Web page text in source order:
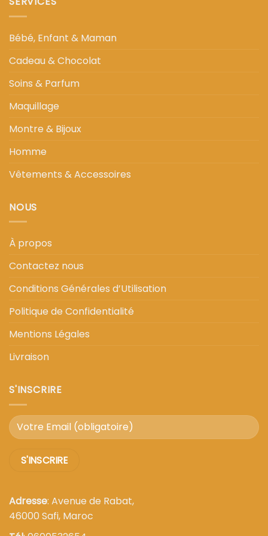
Bébé, Enfant & Maman
Cadeau & Chocolat
Soins & Parfum
Maquillage
Montre & Bijoux
Homme
Vêtements & Accessoires
NOUS
À propos
Contactez nous
Conditions Générales d’Utilisation
Politique de Confidentialité
Mentions Légales
Livraison
S'INSCRIRE
Adresse: Avenue de Rabat,
46000 Safi, Maroc